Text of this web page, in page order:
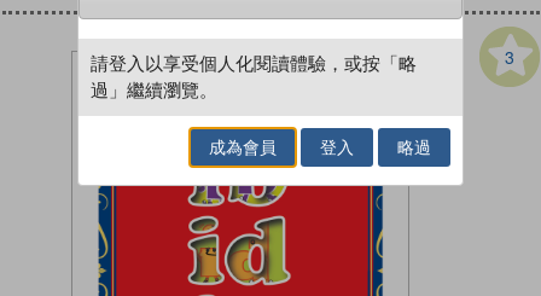
3
請登入以享受個人化閱讀體驗，或按「略
過」繼續瀏覽。
成為會員 登入 略過